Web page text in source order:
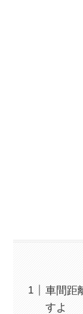
車間距
すよ